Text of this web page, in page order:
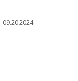
09.20.2024